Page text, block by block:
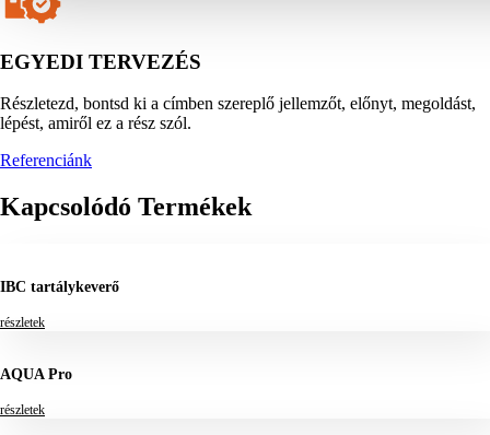
EGYEDI TERVEZÉS
Részletezd, bontsd ki a címben szereplő jellemzőt, előnyt, megoldást,
lépést, amiről ez a rész szól.
Referenciánk
Kapcsolódó Termékek
IBC tartálykeverő
részletek
AQUA Pro
részletek